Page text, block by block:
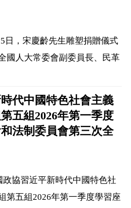
日，宋慶齡先生雕塑捐贈儀式
國人大常委會副委員長、民革
代中國特色社會主義
五組2026年第一季度
法制委員會第三次全
協習近平新時代中國特色社
第五組2026年第一季度學習座